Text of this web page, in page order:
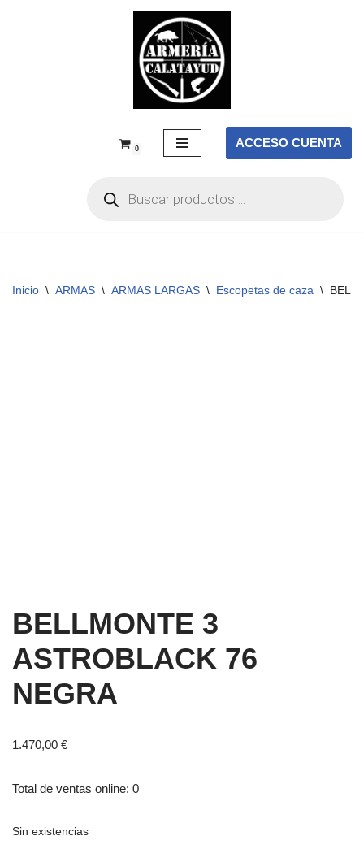
0 ACCESO CUENTA
Inicio \ ARMAS \ ARMAS LARGAS \ Escopetas de caza \
BELLMONTE 3
ASTROBLACK 76
NEGRA
1.470,00 €
Total de ventas online: 0
Sin existencias